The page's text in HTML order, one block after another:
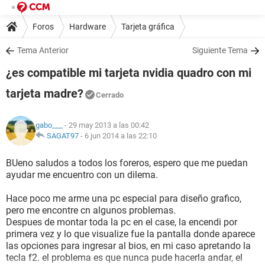
Foros Hardware Tarjeta gráfica
Tema Anterior Siguiente Tema
¿es compatible mi tarjeta nvidia quadro con mi
tarjeta madre?
Cerrado
gabo___
- 29 may 2013 a las 00:42
SAGAT97 - 6 jun 2014 a las 22:10
BUeno saludos a todos los foreros, espero que me puedan
ayudar me encuentro con un dilema.
Hace poco me arme una pc especial para diseño grafico,
pero me encontre cn algunos problemas.
Despues de montar toda la pc en el case, la encendi por
primera vez y lo que visualize fue la pantalla donde aparece
las opciones para ingresar al bios, en mi caso apretando la
tecla f2. el problema es que nunca pude hacerla andar, el